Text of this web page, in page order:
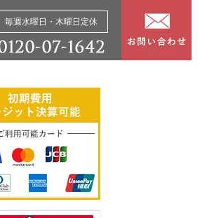
毎週水曜日・木曜日定休